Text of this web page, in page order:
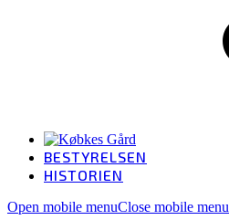
BESTYRELSEN
HISTORIEN
Open mobile menuClose mobile menu